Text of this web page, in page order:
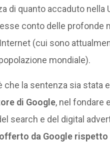
di quanto accaduto nella
conto delle
(cui sono
mondiale).
che la sentenza sia stata
di Google, nel fondare
search e del digital
da Google